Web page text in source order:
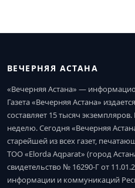
ВЕЧЕРНЯЯ АСТАНА
«Вечерняя Астана» —
Газета «Вечерняя Астана»
составляет 15 тысяч
неделю. Сегодня «Вечерняя
старейшей из всех газет,
ТОО «Elorda Aqparat» (город
свидетельство № 16290-Г от
информации и коммуникаций